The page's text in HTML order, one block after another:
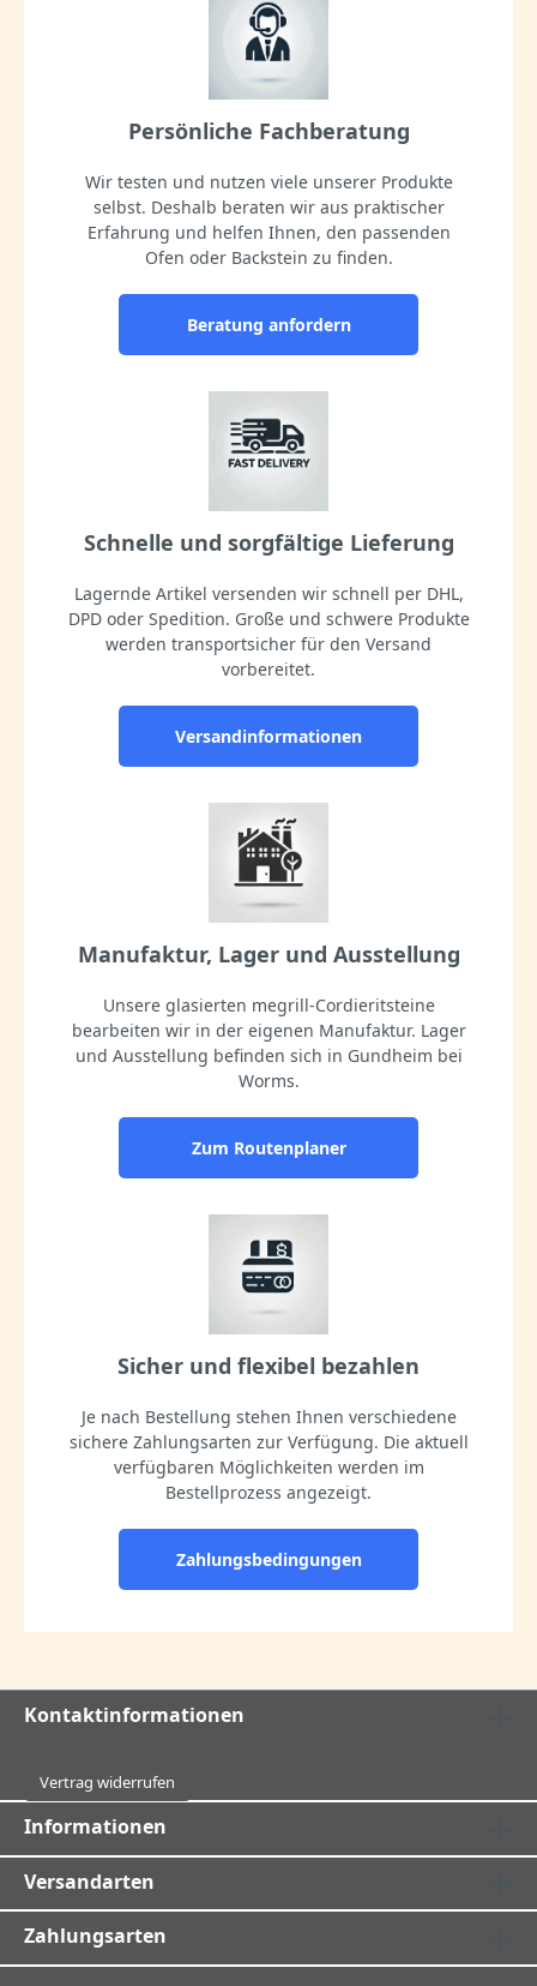
Persönliche Fachberatung
Wir testen und nutzen viele unserer Produkte
selbst. Deshalb beraten wir aus praktischer
Erfahrung und helfen Ihnen, den passenden
Ofen oder Backstein zu finden.
Beratung anfordern
Schnelle und sorgfältige Lieferung
Lagernde Artikel versenden wir schnell per DHL,
DPD oder Spedition. Große und schwere Produkte
werden transportsicher für den Versand
vorbereitet.
Versandinformationen
Manufaktur, Lager und Ausstellung
Unsere glasierten megrill-Cordieritsteine
bearbeiten wir in der eigenen Manufaktur. Lager
und Ausstellung befinden sich in Gundheim bei
Worms.
Zum Routenplaner
Sicher und flexibel bezahlen
Je nach Bestellung stehen Ihnen verschiedene
sichere Zahlungsarten zur Verfügung. Die aktuell
verfügbaren Möglichkeiten werden im
Bestellprozess angezeigt.
Zahlungsbedingungen
Kontaktinformationen
Vertrag widerrufen
Informationen
Versandarten
Zahlungsarten